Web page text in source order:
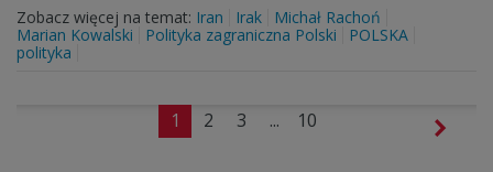
Zobacz więcej na temat: Iran Irak
Michał Rachoń
Marian Kowalski
Polityka zagraniczna Polski
POLSKA
polityka
1 2 3 ... 10